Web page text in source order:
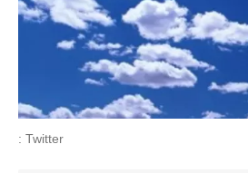
: Twitter